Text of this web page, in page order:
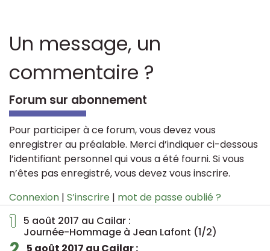
1
5 août 2017 au Cailar :
Journée-Hommage à Jean Lafont (1/2)
Un message, un
commentaire ?
Forum sur abonnement
Pour participer à ce forum, vous devez vous
enregistrer au préalable. Merci d’indiquer ci-dessous
l’identifiant personnel qui vous a été fourni. Si vous
n’êtes pas enregistré, vous devez vous inscrire.
Connexion | S’inscrire | mot de passe oublié ?